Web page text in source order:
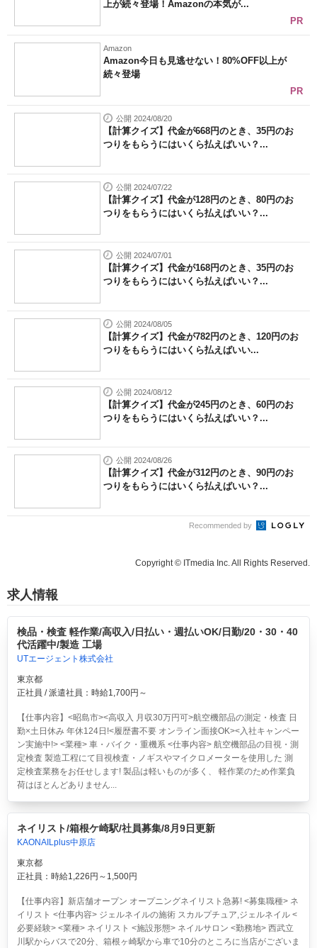
上が続々登場！Amazonの本気が...
PR
Amazon
Amazon今日も見逃せない！80%OFF以上が
続々登場
PR
公開 2024/08/20
【計算クイズ】代金が668円のとき、35円のお
つりをもらうにはいくら払えばいい？...
公開 2024/07/22
【計算クイズ】代金が128円のとき、80円のお
つりをもらうにはいくら払えばいい？...
公開 2024/07/01
【計算クイズ】代金が168円のとき、35円のお
つりをもらうにはいくら払えばいい？...
公開 2024/08/05
【計算クイズ】代金が782円のとき、120円のお
つりをもらうにはいくら払えばいい...
公開 2024/08/12
【計算クイズ】代金が245円のとき、60円のお
つりをもらうにはいくら払えばいい？...
公開 2024/08/26
【計算クイズ】代金が312円のとき、90円のお
つりをもらうにはいくら払えばいい？...
Recommended by
Copyright © ITmedia Inc. All Rights Reserved.
求人情報
検品・検査 軽作業/高収入/日払い・週払いOK/日勤/20・30・40
代活躍中/製造 工場
UTエージェント株式会社
東京都
正社員 / 派遣社員：時給1,700円～
【仕事内容】<昭島市><高収入 月収30万円可>航空機部品の測定・検査 日
勤×土日休み 年休124日!<履歴書不要 オンライン面接OK><入社キャンペー
ン実施中!> <業種> 車・バイク・重機系 <仕事内容> 航空機部品の目視・測
定検査 製造工程にて目視検査・ノギスやマイクロメーターを使用した 測
定検査業務をお任せします! 製品は軽いものが多く、 軽作業のため作業負
荷はほとんどありません...
ネイリスト/箱根ケ崎駅/社員募集/8月9日更新
KAONAILplus中原店
東京都
正社員：時給1,226円～1,500円
【仕事内容】新店舗オープン オープニングネイリスト急募! <募集職種> ネ
イリスト <仕事内容> ジェルネイルの施術 スカルプチュア,ジェルネイル <
必要経験> <業種> ネイリスト <施設形態> ネイルサロン <勤務地> 西武立
川駅からバスで20分、箱根ヶ崎駅から車で10分のところに当店がございま